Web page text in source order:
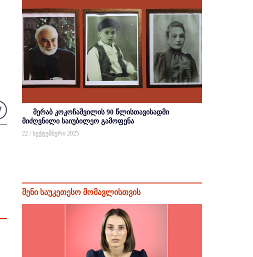
მერაბ კოკოჩაშვილის 90 წლისთავისადმი
მიძღვნილი საიუბილეო გამოფენა
22 / სექტემბერი 2025
შენი საუკეთესო მომავლისთვის